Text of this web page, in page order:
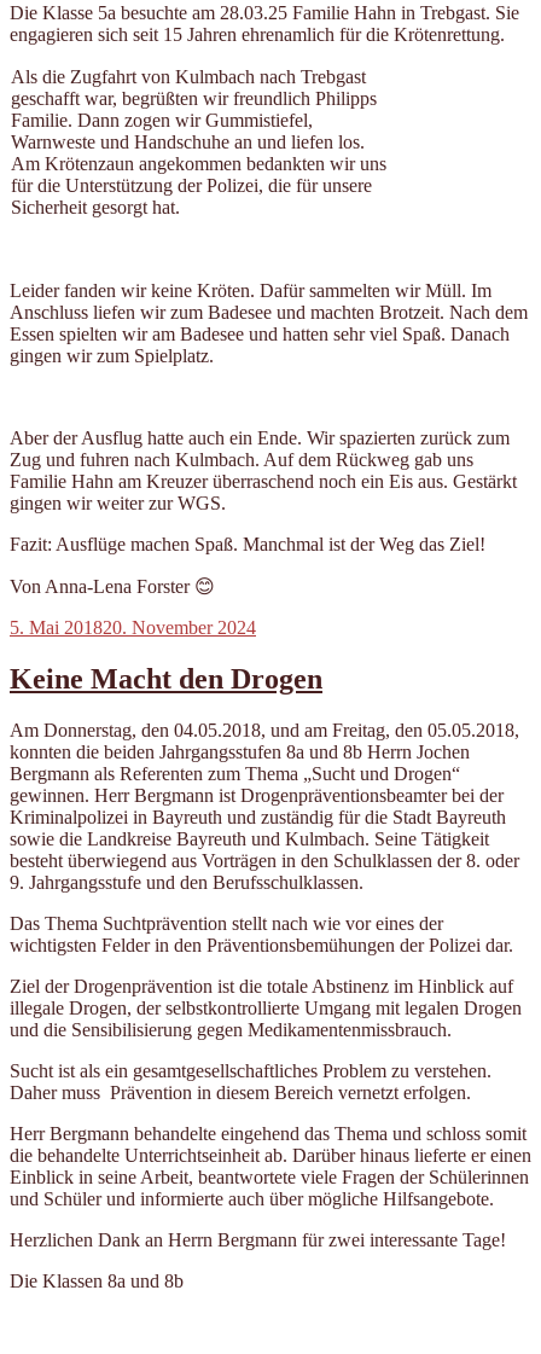
Die Klasse 5a besuchte am 28.03.25 Familie Hahn in Trebgast. Sie
engagieren sich seit 15 Jahren ehrenamlich für die Krötenrettung.
Als die Zugfahrt von Kulmbach nach Trebgast
geschafft war, begrüßten wir freundlich Philipps
Familie. Dann zogen wir Gummistiefel,
Warnweste und Handschuhe an und liefen los.
Am Krötenzaun angekommen bedankten wir uns
für die Unterstützung der Polizei, die für unsere
Sicherheit gesorgt hat.
Leider fanden wir keine Kröten. Dafür sammelten wir Müll. Im
Anschluss liefen wir zum Badesee und machten Brotzeit. Nach dem
Essen spielten wir am Badesee und hatten sehr viel Spaß. Danach
gingen wir zum Spielplatz.
Aber der Ausflug hatte auch ein Ende. Wir spazierten zurück zum
Zug und fuhren nach Kulmbach. Auf dem Rückweg gab uns
Familie Hahn am Kreuzer überraschend noch ein Eis aus. Gestärkt
gingen wir weiter zur WGS.
Fazit: Ausflüge machen Spaß. Manchmal ist der Weg das Ziel!
Von Anna-Lena Forster 😊
Veröffentlicht
5. Mai 201820. November 2024
Keine Macht den Drogen
Am Donnerstag, den 04.05.2018, und am Freitag, den 05.05.2018,
konnten die beiden Jahrgangsstufen 8a und 8b Herrn Jochen
Bergmann als Referenten zum Thema „Sucht und Drogen“
gewinnen. Herr Bergmann ist Drogenpräventionsbeamter bei der
Kriminalpolizei in Bayreuth und zuständig für die Stadt Bayreuth
sowie die Landkreise Bayreuth und Kulmbach. Seine Tätigkeit
besteht überwiegend aus Vorträgen in den Schulklassen der 8. oder
9. Jahrgangsstufe und den Berufsschulklassen.
Das Thema Suchtprävention stellt nach wie vor eines der
wichtigsten Felder in den Präventionsbemühungen der Polizei dar.
Ziel der Drogenprävention ist die totale Abstinenz im Hinblick auf
illegale Drogen, der selbstkontrollierte Umgang mit legalen Drogen
und die Sensibilisierung gegen Medikamentenmissbrauch.
Sucht ist als ein gesamtgesellschaftliches Problem zu verstehen.
Daher muss Prävention in diesem Bereich vernetzt erfolgen.
Herr Bergmann behandelte eingehend das Thema und schloss somit
die behandelte Unterrichtseinheit ab. Darüber hinaus lieferte er einen
Einblick in seine Arbeit, beantwortete viele Fragen der Schülerinnen
und Schüler und informierte auch über mögliche Hilfsangebote.
Herzlichen Dank an Herrn Bergmann für zwei interessante Tage!
Die Klassen 8a und 8b